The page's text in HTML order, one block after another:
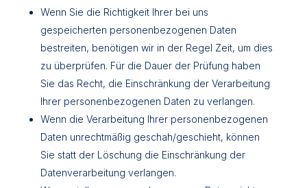
Wenn Sie die Richtigkeit Ihrer bei uns
gespeicherten personenbezogenen Daten
bestreiten, benötigen wir in der Regel Zeit, um dies
zu überprüfen. Für die Dauer der Prüfung haben
Sie das Recht, die Einschränkung der Verarbeitung
Ihrer personenbezogenen Daten zu verlangen.
Wenn die Verarbeitung Ihrer personenbezogenen
Daten unrechtmäßig geschah/geschieht, können
Sie statt der Löschung die Einschränkung der
Datenverarbeitung verlangen.